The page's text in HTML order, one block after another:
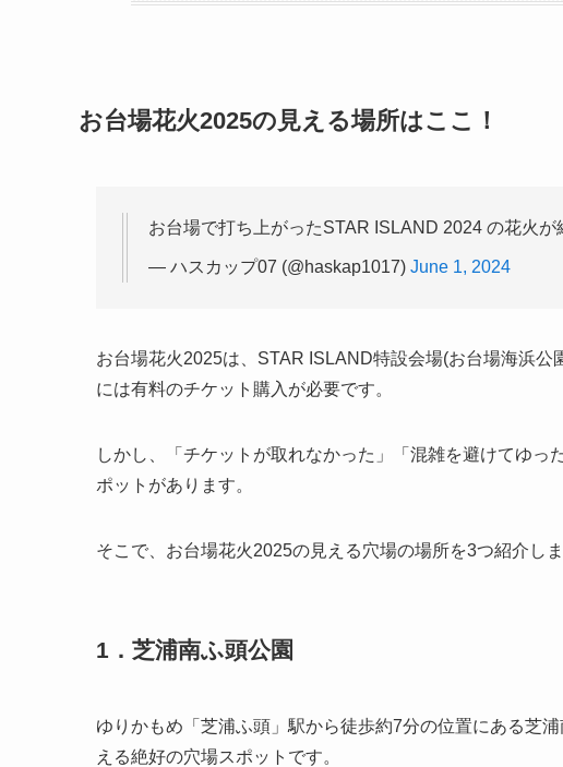
お台場花火2025の見える場所はここ！
お台場で打ち上がったSTAR ISLAND 2024 の花火が
— ハスカップ07 (@haskap1017) June 1, 2024
お台場花火2025は、STAR ISLAND特設会場(お台場海浜
には有料のチケット購入が必要です。
しかし、「チケットが取れなかった」「混雑を避けてゆ
ポットがあります。
そこで、お台場花火2025の見える穴場の場所を3つ紹介しま
1．芝浦南ふ頭公園
ゆりかもめ「芝浦ふ頭」駅から徒歩約7分の位置にある芝
える絶好の穴場スポットです。